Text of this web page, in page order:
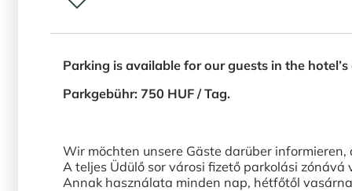
Parking is available for our guests in the
Parkgebühr: 750 HUF / Tag.
Wir möchten unsere Gäste darüber
A teljes Üdülő sor városi fizető parkolási
Annak használata minden nap, hétfőtől